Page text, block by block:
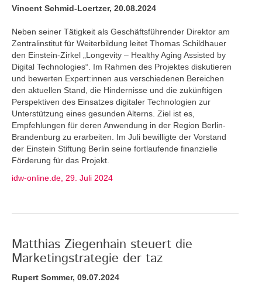
Vincent Schmid-Loertzer, 20.08.2024
Neben seiner Tätigkeit als Geschäftsführender Direktor am
Zentralinstitut für Weiterbildung leitet Thomas Schildhauer
den Einstein-Zirkel „Longevity – Healthy Aging Assisted by
Digital Technologies“. Im Rahmen des Projektes diskutieren
und bewerten Expert:innen aus verschiedenen Bereichen
den aktuellen Stand, die Hindernisse und die zukünftigen
Perspektiven des Einsatzes digitaler Technologien zur
Unterstützung eines gesunden Alterns. Ziel ist es,
Empfehlungen für deren Anwendung in der Region Berlin-
Brandenburg zu erarbeiten. Im Juli bewilligte der Vorstand
der Einstein Stiftung Berlin seine fortlaufende finanzielle
Förderung für das Projekt.
idw-online.de, 29. Juli 2024
Matthias Ziegenhain steuert die
Marketingstrategie der taz
Rupert Sommer, 09.07.2024